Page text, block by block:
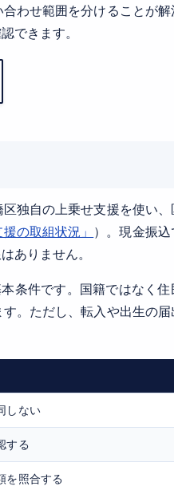
わせ範囲を分けることが解
できます。
独自の上乗せ支援を使い、
の取組状況」 ）。現金振込
ありません。
条件です。国籍ではなく住
。ただし、転入や出生の届
しない
する
を照合する